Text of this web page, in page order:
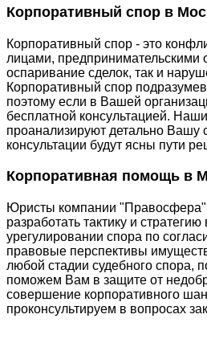
Корпоративный спор в
Корпоративный спор - это
лицами, предпринимательскими
оспаривание сделок, так и
Корпоративный спор
поэтому если в Вашей
бесплатной консультацией.
проанализируют детально Вашу
консультации будут ясны пути
Корпоративная помощь в
Юристы компании "Правосфера"
разработать тактику и
урегулировании спора по
правовые перспективы
любой стадии судебного спора,
поможем Вам в защите от
совершение корпоративного
проконсультируем в вопросах